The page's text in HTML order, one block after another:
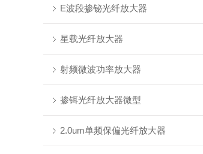
E波段掺铋光纤放大器
星载光纤放大器
射频微波功率放大器
掺铒光纤放大器微型
2.0um单频保偏光纤放大器